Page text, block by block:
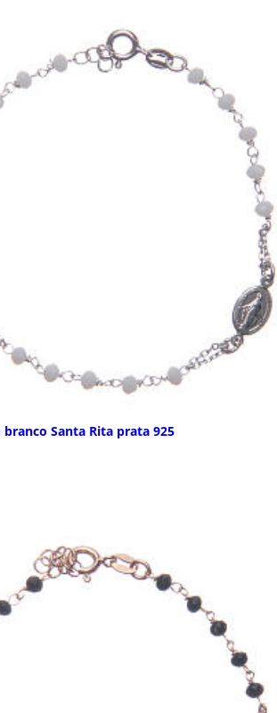
Santa Rita prata 925